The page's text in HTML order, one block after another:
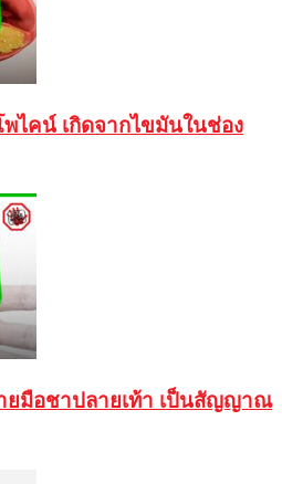
ไคน์ เกิดจากไขมันในช่อง
ยมือชาปลายเท้า เป็นสัญญาณ